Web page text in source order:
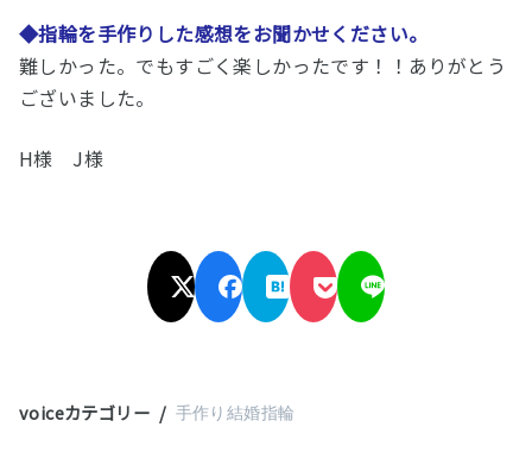
◆指輪を手作りした感想をお聞かせください。
難しかった。でもすごく楽しかったです！！ありがとう
ございました。
H様 J様
voiceカテゴリー 手作り結婚指輪